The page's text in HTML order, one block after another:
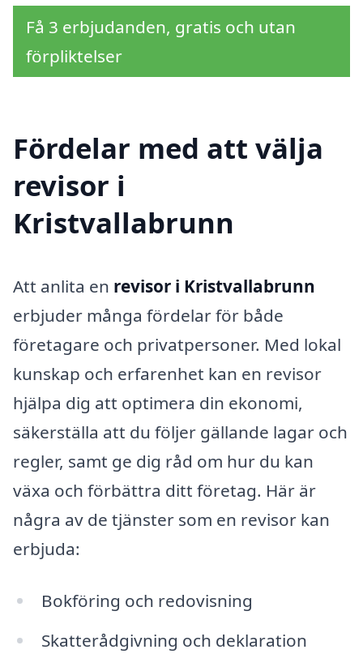
Få 3 erbjudanden, gratis och utan
förpliktelser
Fördelar med att välja
revisor i
Kristvallabrunn
Att anlita en revisor i Kristvallabrunn
erbjuder många fördelar för både
företagare och privatpersoner. Med lokal
kunskap och erfarenhet kan en revisor
hjälpa dig att optimera din ekonomi,
säkerställa att du följer gällande lagar och
regler, samt ge dig råd om hur du kan
växa och förbättra ditt företag. Här är
några av de tjänster som en revisor kan
erbjuda:
Bokföring och redovisning
Skatterådgivning och deklaration